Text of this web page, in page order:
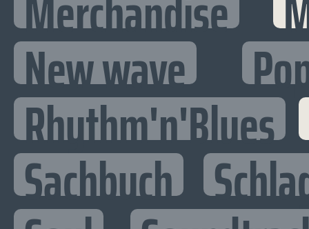
New wave
Rhythm'n'Blues
Sachbuch